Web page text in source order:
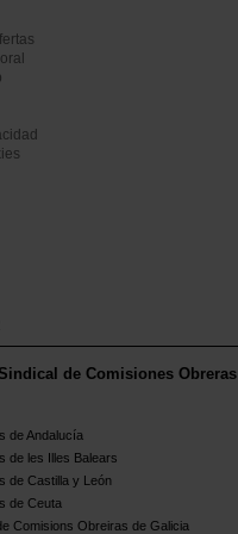
de Comisiones Obreras
de Andalucía
de les Illes Balears
de Castilla y León
de Ceuta
Comisions Obreiras de Galicia